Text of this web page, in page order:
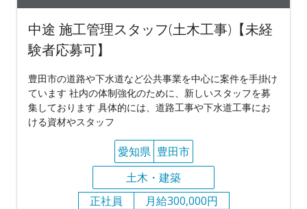
中途 施工管理スタッフ(土木工事)【未経
験者応募可】
豊田市の道路や下水道など公共事業を中心に案件を手掛け
ています 社内の体制強化のために、新しいスタッフを募
集しております 具体的には、道路工事や下水道工事にお
ける資材やスタッフ
愛知県 豊田市
土木・建築
正社員
月給300,000円